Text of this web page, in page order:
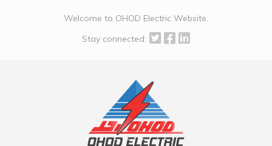
Welcome to OHOD Electric Website.
Stay connected: